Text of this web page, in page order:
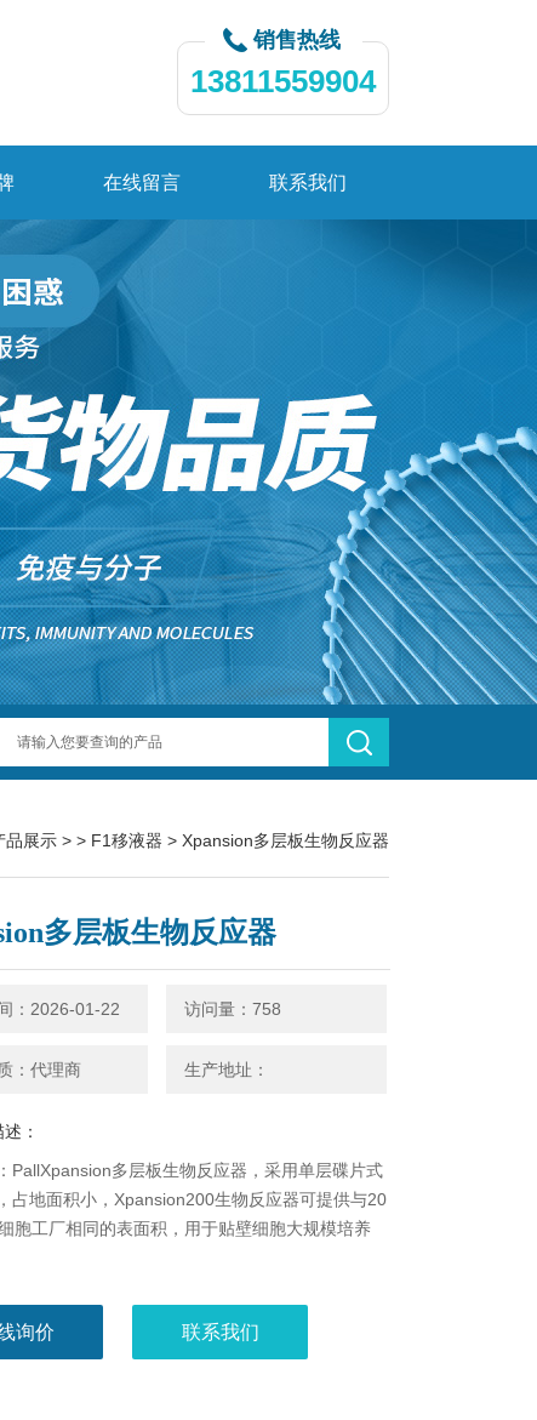
销售热线
13811559904
在线留言 联系我们
品展示 > > F1移液器 > Xpansion多层板生物反应器
多层板生物反应器
：2026-01-22 访问量：758
：代理商 生产地址：
：
PallXpansion多层板生物反应器，采用单层碟片式
占地面积小，Xpansion200生物反应器可提供与20
胞工厂相同的表面积，用于贴壁细胞大规模培养
询价 联系我们